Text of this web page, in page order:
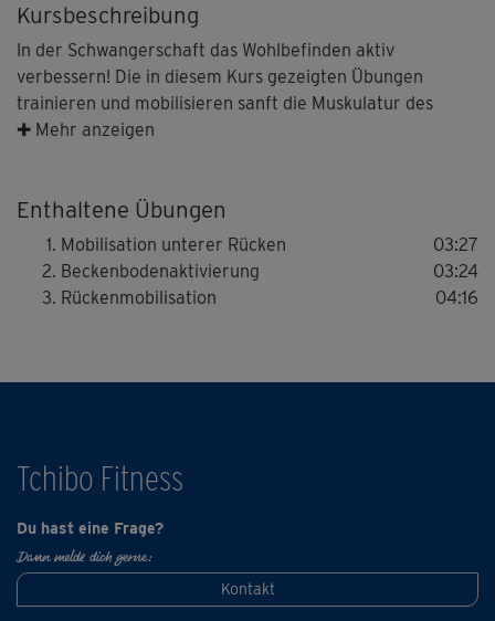
Kursbeschreibung
In der Schwangerschaft das Wohlbefinden aktiv
verbessern! Die in diesem Kurs gezeigten Übungen
trainieren und mobilisieren sanft die Muskulatur des
unteren Rückens.
Gelassenheit tanken und sich aktiv auf die Geburt
vorbereiten: Hebamme Christine Richter und
Gesundheitsexperte & Sportwissenschaftler Dirk Pinnig
haben ein Programm entwickelt, das während der
Sommerwiese an einem See, auf dem die Sonne glitzert.
Wir empfehlen als Ergänzung einen oder mehrere Kurse
aus der "schwanger & fit"-Reihe. Oder, wenn mal mehr
Zeit ist, den "schwanger & fit"-Komplettkurs.
✚ Mehr anzeigen
Enthaltene Übungen
Mobilisation unterer Rücken
03:27
Beckenbodenaktivierung
03:24
Rückenmobilisation
04:16
Tchibo Fitness
Du hast eine Frage?
Dann melde dich gerne:
Kontakt